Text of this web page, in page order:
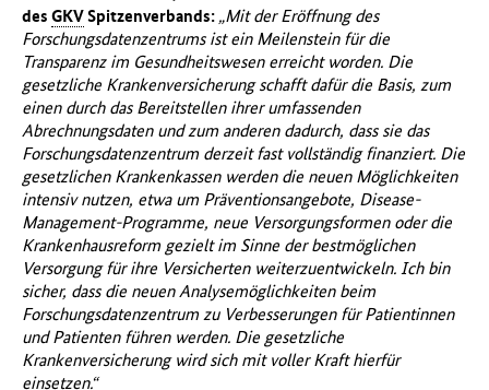
des GKVSpitzenverbands: „Mit der Eröffnung des
Forschungsdatenzentrums ist ein Meilenstein für die
Transparenz im Gesundheitswesen erreicht worden. Die
gesetzliche Krankenversicherung schafft dafür die Basis, zum
einen durch das Bereitstellen ihrer umfassenden
Abrechnungsdaten und zum anderen dadurch, dass sie das
Forschungsdatenzentrum derzeit fast vollständig finanziert. Die
gesetzlichen Krankenkassen werden die neuen Möglichkeiten
intensiv nutzen, etwa um Präventionsangebote, Disease-
Management-Programme, neue Versorgungsformen oder die
Krankenhausreform gezielt im Sinne der bestmöglichen
Versorgung für ihre Versicherten weiterzuentwickeln. Ich bin
sicher, dass die neuen Analysemöglichkeiten beim
Forschungsdatenzentrum zu Verbesserungen für Patientinnen
und Patienten führen werden. Die gesetzliche
Krankenversicherung wird sich mit voller Kraft hierfür
einsetzen.“